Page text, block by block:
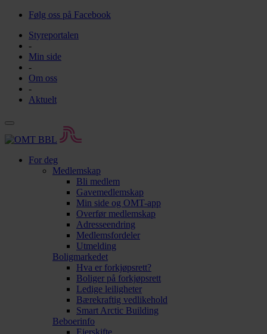
Følg oss på Facebook
Styreportalen
-
Min side
-
Om oss
-
Aktuelt
For deg
Medlemskap
Bli medlem
Gavemedlemskap
Min side og OMT-app
Overfør medlemskap
Adresseendring
Medlemsfordeler
Utmelding
Boligmarkedet
Hva er forkjøpsrett?
Boliger på forkjøpsrett
Ledige leiligheter
Bærekraftig vedlikehold
Smart Arctic Building
Beboerinfo
Eierskifte